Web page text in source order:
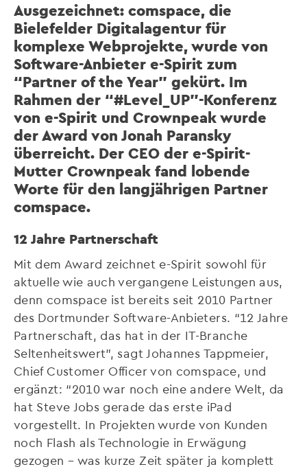
Ausgezeichnet: comspace, die
Bielefelder Digitalagentur für
komplexe Webprojekte, wurde von
Software-Anbieter e-Spirit zum
“Partner of the Year” gekürt. Im
Rahmen der “#Level_UP”-Konferenz
von e-Spirit und Crownpeak wurde
der Award von Jonah Paransky
überreicht. Der CEO der e-Spirit-
Mutter Crownpeak fand lobende
Worte für den langjährigen Partner
comspace.
12 Jahre Partnerschaft
Mit dem Award zeichnet e-Spirit sowohl für
aktuelle wie auch vergangene Leistungen aus,
denn comspace ist bereits seit 2010 Partner
des Dortmunder Software-Anbieters. “12 Jahre
Partnerschaft, das hat in der IT-Branche
Seltenheitswert”, sagt Johannes Tappmeier,
Chief Customer Officer von comspace, und
ergänzt: “2010 war noch eine andere Welt, da
hat Steve Jobs gerade das erste iPad
vorgestellt. In Projekten wurde von Kunden
noch Flash als Technologie in Erwägung
gezogen – was kurze Zeit später ja komplett